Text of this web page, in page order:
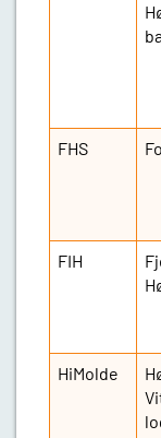
FHS
FIH
HiMolde